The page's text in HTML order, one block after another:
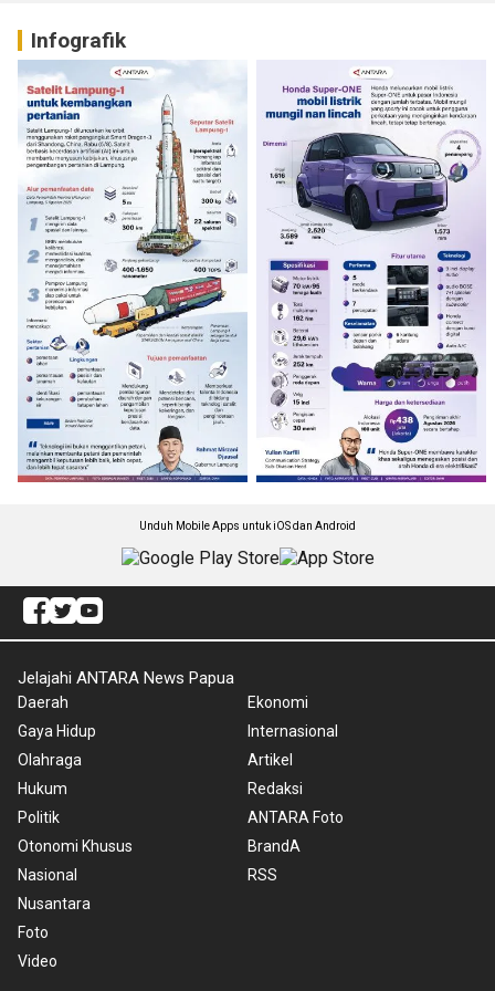
Infografik
Unduh Mobile Apps untuk iOS dan Android
Jelajahi ANTARA News Papua
Daerah
Gaya Hidup
Olahraga
Hukum
Politik
Otonomi Khusus
Nasional
Nusantara
Foto
Video
Ekonomi
Internasional
Artikel
Redaksi
ANTARA Foto
BrandA
RSS